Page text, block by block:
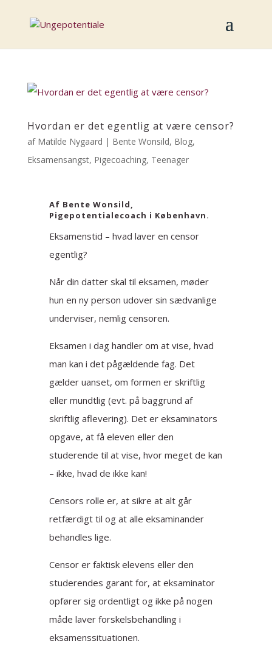
Hvordan er det egentlig at være censor?
af Matilde Nygaard | Bente Wonsild, Blog,
Eksamensangst, Pigecoaching, Teenager
Af Bente Wonsild,
Pigepotentialecoach i København.
Eksamenstid – hvad laver en censor
egentlig?
Når din datter skal til eksamen, møder
hun en ny person udover sin sædvanlige
underviser, nemlig censoren.
Eksamen i dag handler om at vise, hvad
man kan i det pågældende fag. Det
gælder uanset, om formen er skriftlig
eller mundtlig (evt. på baggrund af
skriftlig aflevering). Det er eksaminators
opgave, at få eleven eller den
studerende til at vise, hvor meget de kan
– ikke, hvad de ikke kan!
Censors rolle er, at sikre at alt går
retfærdigt til og at alle eksaminander
behandles lige.
Censor er faktisk elevens eller den
studerendes garant for, at eksaminator
opfører sig ordentligt og ikke på nogen
måde laver forskelsbehandling i
eksamenssituationen.